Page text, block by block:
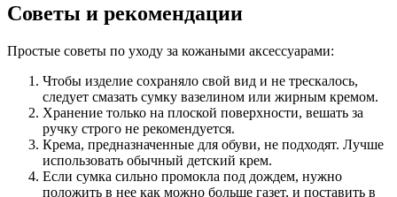
Советы и рекомендации
Простые советы по уходу за кожаными аксессуарами:
Чтобы изделие сохраняло свой вид и не трескалось,
следует смазать сумку вазелином или жирным кремом.
Хранение только на плоской поверхности, вешать за
ручку строго не рекомендуется.
Крема, предназначенные для обуви, не подходят. Лучше
использовать обычный детский крем.
Если сумка сильно промокла под дождем, нужно
положить в нее как можно больше газет, и поставить в